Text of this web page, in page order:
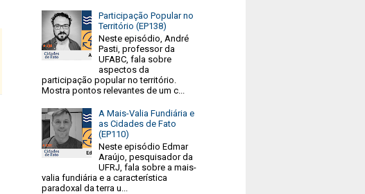
Participação Popular no
Território (EP138)
Neste episódio, André
Pasti, professor da
UFABC, fala sobre
aspectos da
participação popular no território.
Mostra pontos relevantes de um c...
A Mais-Valia Fundiária e
as Cidades de Fato
(EP110)
Neste episódio Edmar
Araújo, pesquisador da
UFRJ, fala sobre a mais-
valia fundiária e a característica
paradoxal da terra u...